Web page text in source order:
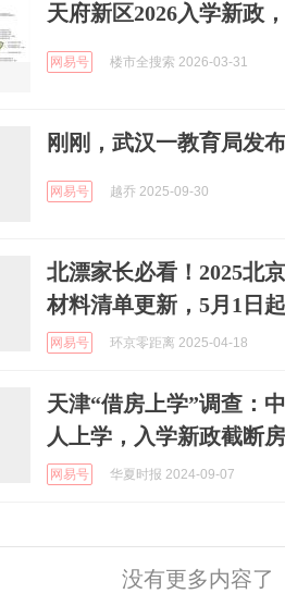
天府新区2026入学新政
网易号 楼市全搜索 2026-03-31
刚刚，武汉一教育局发
网易号 越乔 2025-09-30
北漂家长必看！2025北
材料清单更新，5月1日
网易号 环京零距离 2025-04-18
天津“借房上学”调查：
人上学，入学新政截断
网易号 华夏时报 2024-09-07
没有更多内容了